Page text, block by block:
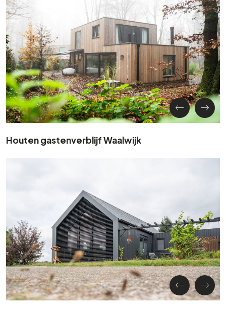
Houten gastenverblijf Waalwijk